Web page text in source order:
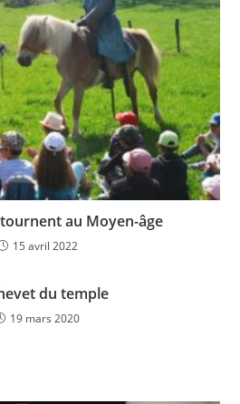
au Moyen-âge
15 avril 2022
du temple
19 mars 2020